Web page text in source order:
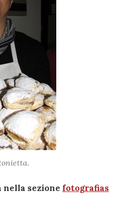
sezione fotografias